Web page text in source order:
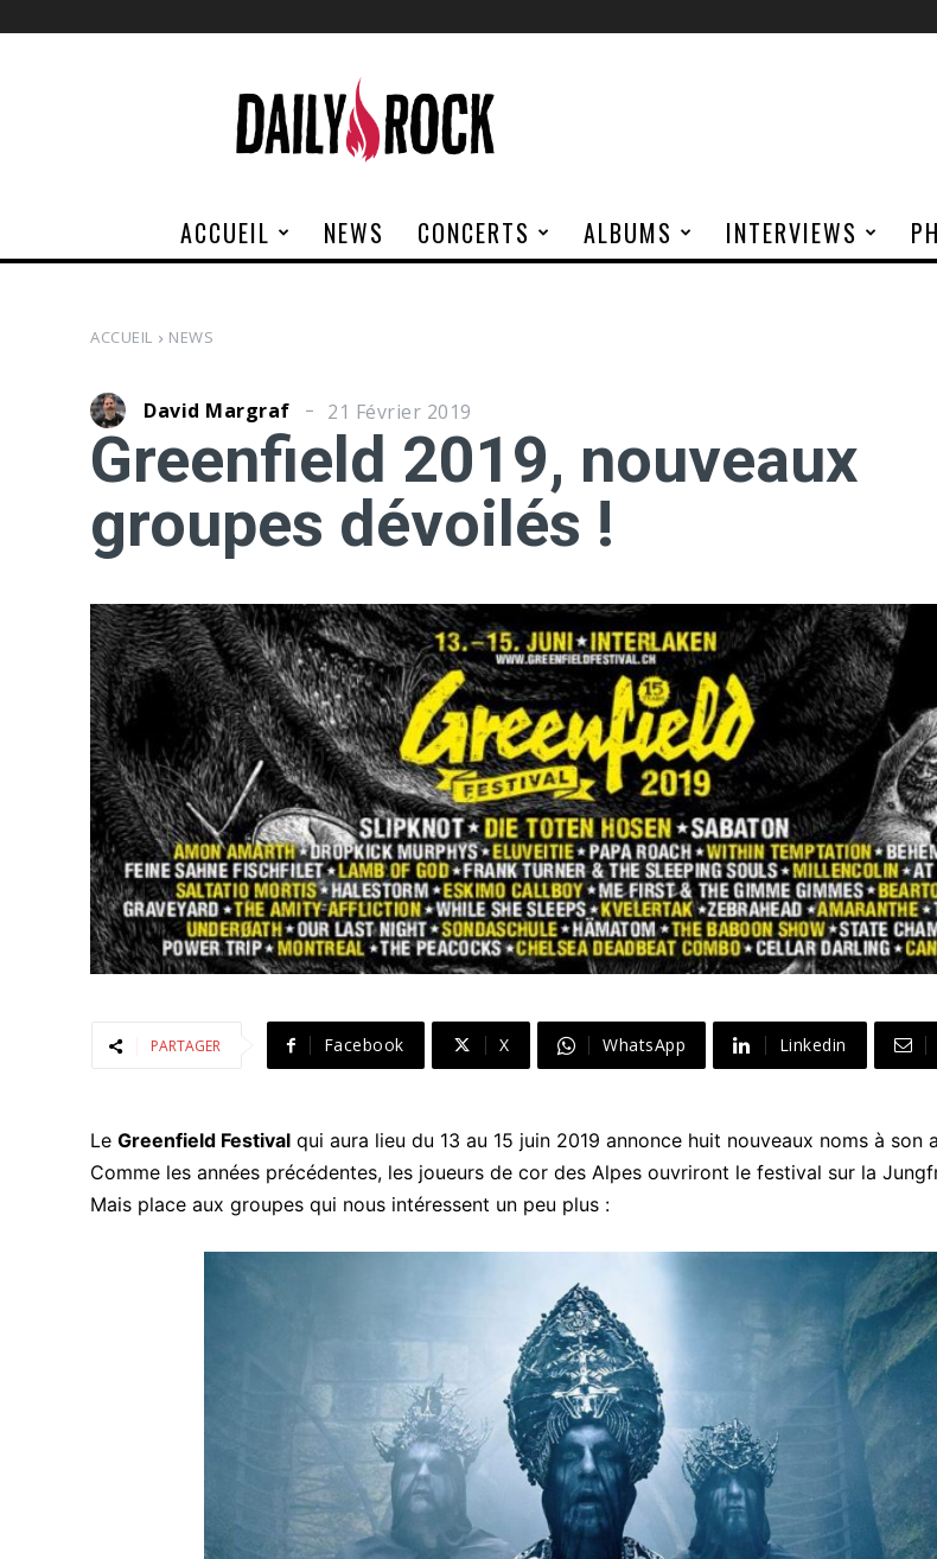
Rock
ACCUEIL NEWS CONCERTS ALBUMS INTERVIEWS
ACCUEIL NEWS
David Margraf 21 Février 2019
Greenfield 2019, nouveaux
groupes dévoilés !
PARTAGER Facebook X WhatsApp Linkedin
Le Greenfield Festival qui aura lieu du 13 au 15 juin 2019 annonce huit nouveaux noms à son
Comme les années précédentes, les joueurs de cor des Alpes ouvriront le festival sur la
Mais place aux groupes qui nous intéressent un peu plus :